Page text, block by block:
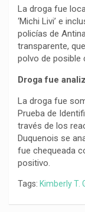
La droga fue
‘Michi Livi’ e
policías de
transparente,
polvo de posible
Droga fue
La droga fue
Prueba de
través de los
Duquenois se
fue chequeada
positivo.
Tags: Kimberly T.